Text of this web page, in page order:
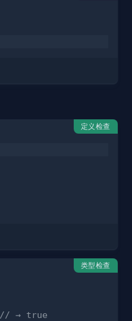
定义检查
类型检查
// → true